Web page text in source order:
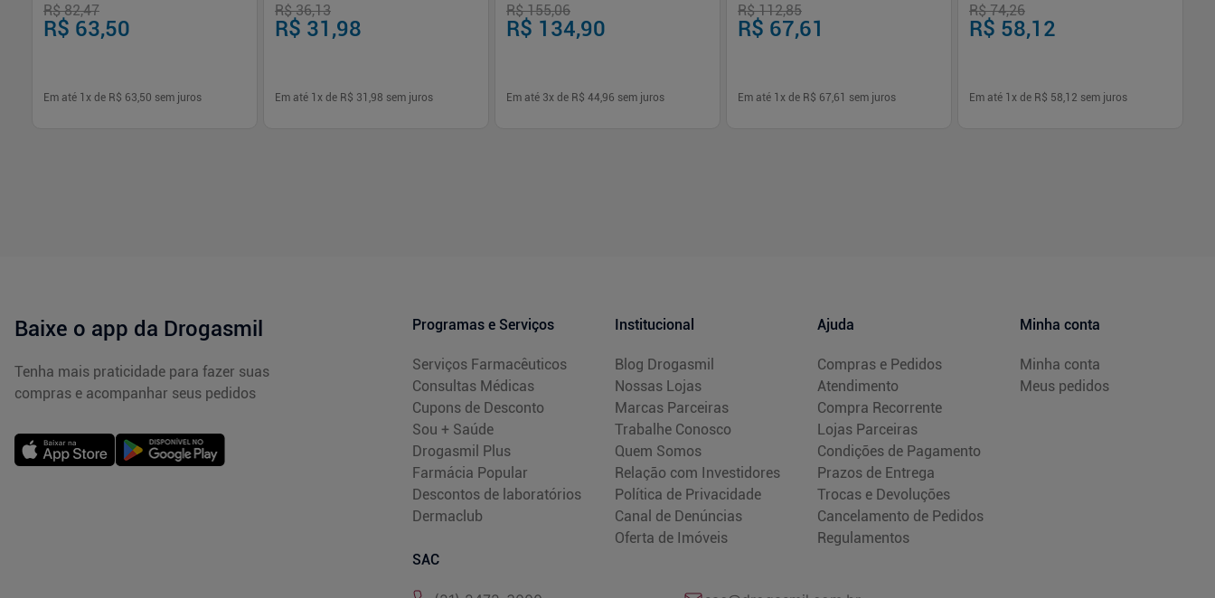
R$ 82,47
R$ 63,50
Em até 1 x de R$ 63,50 sem juros
R$ 36,13
R$ 31,98
Em até 1 x de R$ 31,98 sem juros
R$ 155,06
R$ 134,90
Em até 3x de R$ 44,96 sem juros
R$ 112,85
R$ 67,61
Em até 1 x de R$ 67,61 sem juros
R$ 74,26
R$ 58,12
Em até 1 x de R$ 58,12 sem juros
Baixe o app da Drogasmil
Tenha mais praticidade para fazer suas
compras e acompanhar seus pedidos
Programas e Serviços
Serviços Farmacêuticos
Consultas Médicas
Cupons de Desconto
Sou + Saúde
Drogasmil Plus
Farmácia Popular
Descontos de laboratórios
Dermaclub
Institucional
Blog Drogasmil
Nossas Lojas
Marcas Parceiras
Trabalhe Conosco
Quem Somos
Relação com Investidores
Política de Privacidade
Canal de Denúncias
Oferta de Imóveis
Ajuda
Compras e Pedidos
Atendimento
Compra Recorrente
Lojas Parceiras
Condições de Pagamento
Prazos de Entrega
Trocas e Devoluções
Cancelamento de Pedidos
Regulamentos
Minha conta
Minha conta
Meus pedidos
SAC